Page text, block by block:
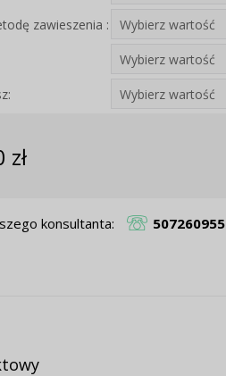
zawieszenia :
zł
konsultanta: 507260955